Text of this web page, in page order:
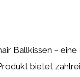
Ballkissen –
bietet